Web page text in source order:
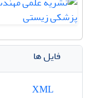
فایل ها